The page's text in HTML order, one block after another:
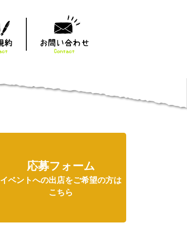
応募フォーム
イベントへの出店をご希望の方は
こちら